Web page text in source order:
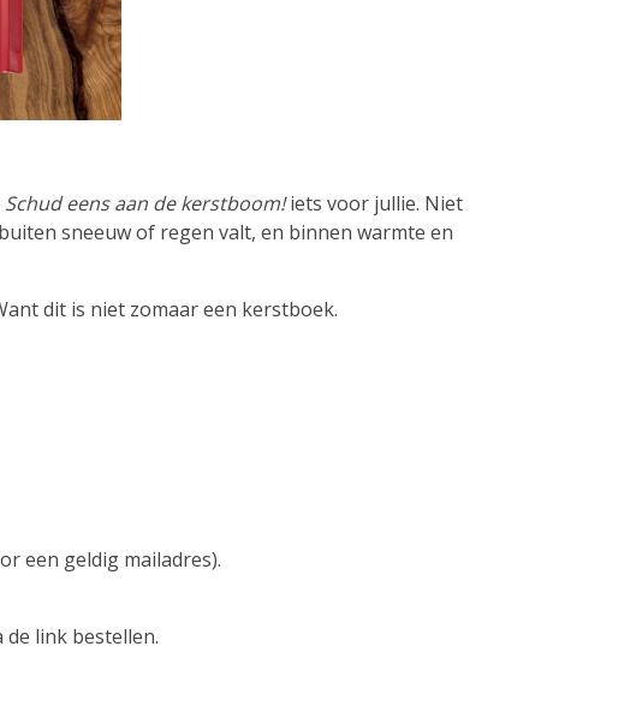
Schud eens aan de kerstboom!iets voor jullie. Niet
sneeuw of regen valt, en binnen warmte en
dit is niet zomaar een kerstboek.
een geldig mailadres).
de link bestellen.